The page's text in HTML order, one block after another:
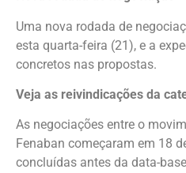
Uma nova rodada de
esta quarta-feira (21), e a
concretos nas propostas.
Veja as reivindicações da
As negociações entre o
Fenaban começaram em 18
concluídas antes da data-